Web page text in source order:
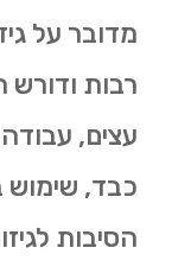
מדובר על
רבות
עצים,
כבד, שימוש
הסיבות